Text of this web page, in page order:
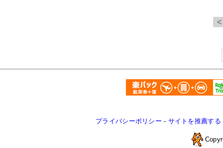
プライバシーポリシー - サイトを推薦する